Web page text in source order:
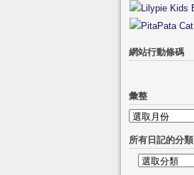
網站行動條碼
彙整
彙
整
所有日記的分類
所